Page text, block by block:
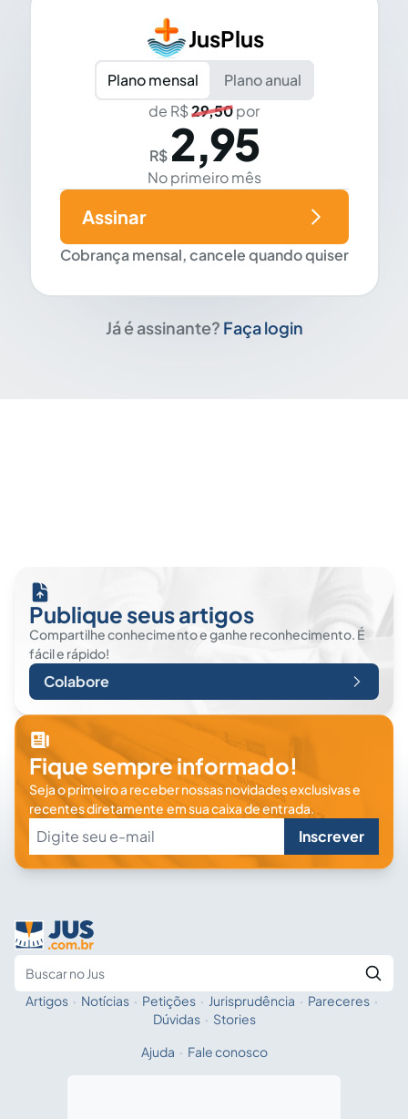
JusPlus
Plano mensal
Plano anual
de R$29,50por
R$ 2,95
No primeiro mês
Cobrança mensal, cancele quando quiser
Assinar
Já é assinante? Faça login
Publique seus artigos
Compartilhe conhecimento e ganhe reconhecimento. É
fácil e rápido!
Colabore
Fique sempre informado!
Seja o primeiro a receber nossas novidades exclusivas e
recentes diretamente em sua caixa de entrada.
Inscrever
Fale com a IA
Artigos · Notícias · Petições · Jurisprudência · Pareceres ·
Dúvidas · Stories
Ajuda · Fale conosco